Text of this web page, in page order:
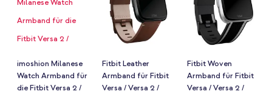
imoshion Milanese
Watch Armband für
die Fitbit Versa 2 /
Fitbit Leather
Armband für Fitbit
Versa / Versa 2 /
Fitbit Woven
Armband für Fitbit
Versa / Versa 2 /